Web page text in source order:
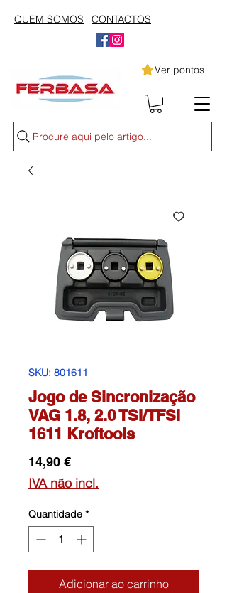
QUEM SOMOS CONTACTOS
Ver pontos
Procure aqui pelo artigo...
SKU: 801611
Jogo de Sincronização
VAG 1.8, 2.0 TSI/TFSI
1611 Kroftools
14,90 €Preço
IVA não incl.
Quantidade *
Adicionar ao carrinho